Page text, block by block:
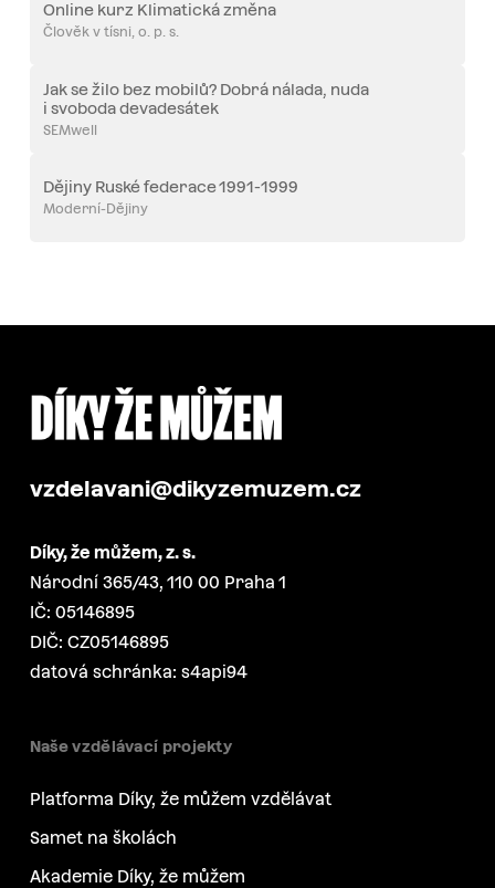
Online kurz Klimatická změna
Člověk v tísni, o. p. s.
Jak se žilo bez mobilů? Dobrá nálada, nuda
i svoboda devadesátek
SEMwell
Dějiny Ruské federace 1991-1999
Moderní-Dějiny
vzdelavani@dikyzemuzem.cz
Díky, že můžem, z. s.
Národní 365/43, 110 00 Praha 1
IČ: 05146895
DIČ: CZ05146895
datová schránka: s4api94
Naše vzdělávací projekty
Platforma Díky, že můžem vzdělávat
Samet na školách
Akademie Díky, že můžem